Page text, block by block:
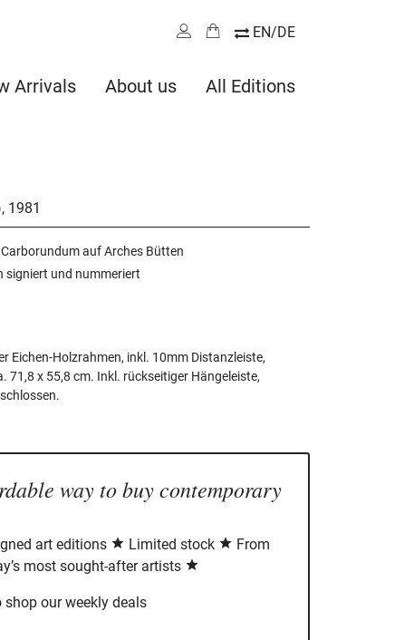
EN/DE
Arrivals About us All Editions
, 1981
auf Arches Bütten
signiert und nummeriert
Eichen-Holzrahmen, inkl. 10mm Distanzleiste,
71,8 x 55,8 cm. Inkl. rückseitiger Hängeleiste,
way to buy contemporary
art editions Limited stock
From
most sought-after artists
shop our weekly deals